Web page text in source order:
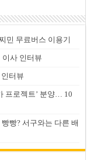
민 무료버스 이용기
이사 인터뷰
터뷰
프로젝트’ 분양… 10
빵? 서구와는 다른 배